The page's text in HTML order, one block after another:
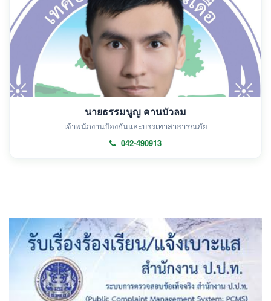
นายธรรมนูญ คานบัวลม
เจ้าพนักงานป้องกันและบรรเทาสาธารณภัย
042-490913